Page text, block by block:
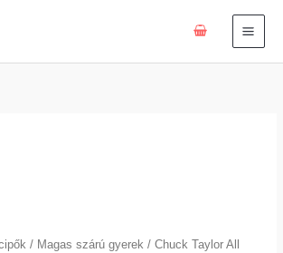
/ Magas szárú gyerek / Chuck Taylor All
14